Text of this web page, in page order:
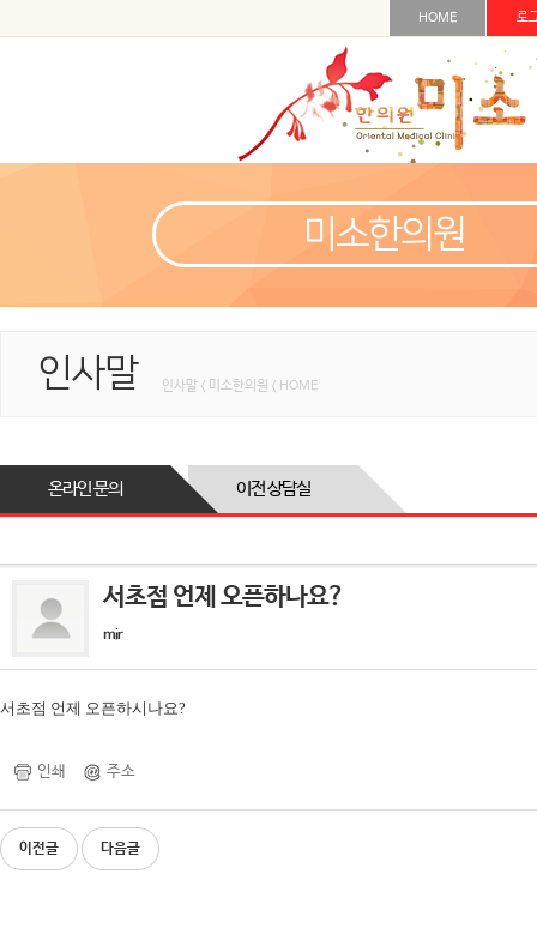
HOME 로
미소한의원
인사말 인사말 < 미소한의원 < HOME
온라인 문의 이전 상담실
서초점 언제 오픈하나요?
mir
서초점 언제 오픈하시나요?
인쇄 주소
이전글 다음글